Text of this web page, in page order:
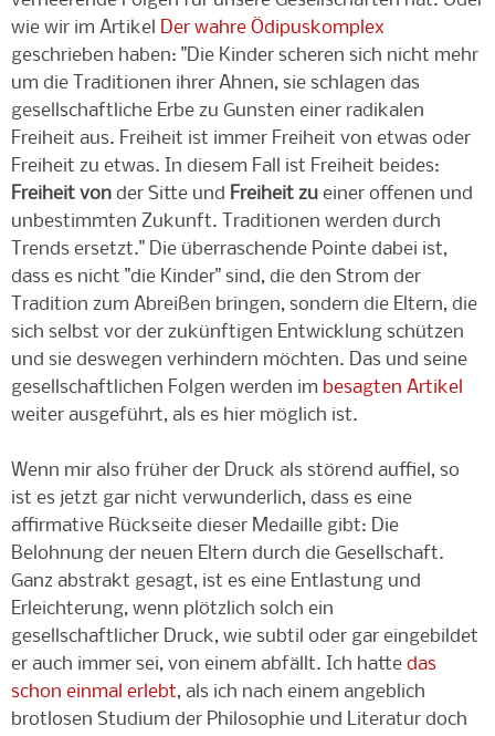
wie wir im Artikel Der wahre Ödipuskomplex
geschrieben haben: "Die Kinder scheren sich nicht mehr
um die Traditionen ihrer Ahnen, sie schlagen das
gesellschaftliche Erbe zu Gunsten einer radikalen
Freiheit aus. Freiheit ist immer Freiheit von etwas oder
Freiheit zu etwas. In diesem Fall ist Freiheit beides:
Freiheit von der Sitte und Freiheit zu einer offenen und
unbestimmten Zukunft. Traditionen werden durch
Trends ersetzt." Die überraschende Pointe dabei ist,
dass es nicht "die Kinder" sind, die den Strom der
Tradition zum Abreißen bringen, sondern die Eltern, die
sich selbst vor der zukünftigen Entwicklung schützen
und sie deswegen verhindern möchten. Das und seine
gesellschaftlichen Folgen werden im besagten Artikel
weiter ausgeführt, als es hier möglich ist.
Wenn mir also früher der Druck als störend auffiel, so
ist es jetzt gar nicht verwunderlich, dass es eine
affirmative Rückseite dieser Medaille gibt: Die
Belohnung der neuen Eltern durch die Gesellschaft.
Ganz abstrakt gesagt, ist es eine Entlastung und
Erleichterung, wenn plötzlich solch ein
gesellschaftlicher Druck, wie subtil oder gar eingebildet
er auch immer sei, von einem abfällt. Ich hatte das
schon einmal erlebt, als ich nach einem angeblich
brotlosen Studium der Philosophie und Literatur doch